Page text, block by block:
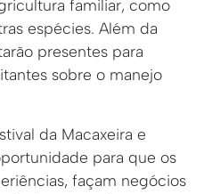
familiar, como
espécies. Além da
presentes para
sobre o manejo
da Macaxeira e
para que os
façam negócios